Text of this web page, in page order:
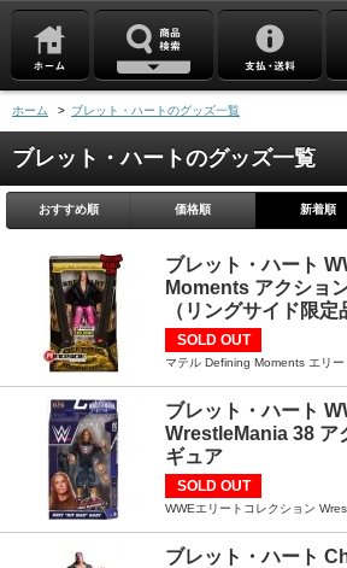
ホーム > ブレット・ハートのグッズ一覧
ブレット・ハートのグッズ一覧
おすすめ順 価格順 新着順
ブレット・ハート
Moments アクショ
（リングサイド限定
SOLD OUT
マテル Defining Moments エリー
ブレット・ハート
WrestleMania 38 ア
ギュア
SOLD OUT
WWEエリートコレクション
ブレット・ハート